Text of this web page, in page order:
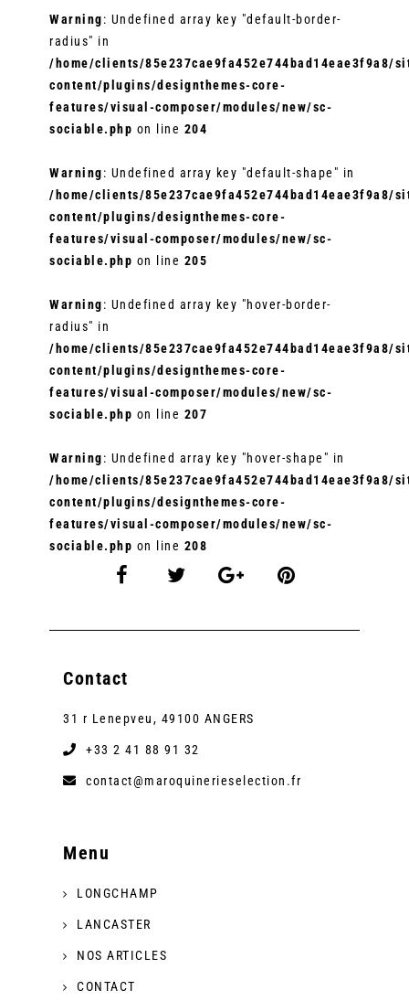
Warning: Undefined array key "default-border-
radius" in
/home/clients/
content/plugins/designthemes-core-
features/visual-composer/modules/new/sc-
sociable.php on line 204
Warning: Undefined array key "default-shape" in
/home/clients/
content/plugins/designthemes-core-
features/visual-composer/modules/new/sc-
sociable.php on line 205
Warning: Undefined array key "hover-border-
radius" in
/home/clients/
content/plugins/designthemes-core-
features/visual-composer/modules/new/sc-
sociable.php on line 207
Warning: Undefined array key "hover-shape" in
/home/clients/
content/plugins/designthemes-core-
features/visual-composer/modules/new/sc-
sociable.php on line 208
Contact
31 r Lenepveu, 49100 ANGERS
+33 2 41 88 91 32
contact@maroquinerieselection.fr
Menu
LONGCHAMP
LANCASTER
NOS ARTICLES
CONTACT